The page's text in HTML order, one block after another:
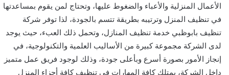
الأعمال المنزلية والأعباء والضغوط عليها، وتحتاج لمن يقوم بمساعدتها
في تنظيف المنزل وترتيبه بطريقة تتسم بالجودة، لذا توفر شركة
تنظيف بابوظبي خدمة تنظيف المنازل، وتحمل ذلك العبء، حيث يوجد
لدى الشركة مجموعة كبيرة من الأساليب العلمية والتكنولوجية، في
إنجاز الأمور بصورة أسرع وبأعلى جودة، وذلك لوجود فريق عمل متميز
داخل الشركة، يمتلك كافة المهارات في تنظيف كافة أجزاء المنزل